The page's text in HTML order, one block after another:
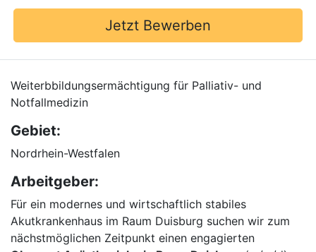
Jetzt Bewerben
Weiterbbildungsermächtigung für Palliativ- und
Notfallmedizin
Gebiet:
Nordrhein-Westfalen
Arbeitgeber:
Für ein modernes und wirtschaftlich stabiles
Akutkrankenhaus im Raum Duisburg suchen wir zum
nächstmöglichen Zeitpunkt einen engagierten